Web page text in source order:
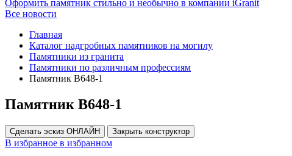
Оформить памятник стильно и необычно в компании iGranit
Все новости
Главная
Каталог надгробных памятников на могилу
Памятники из гранита
Памятники по различным профессиям
Памятник В648-1
Памятник В648-1
Сделать эскиз ОНЛАЙН Закрыть конструктор
В избранное в избранном